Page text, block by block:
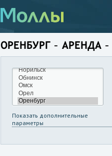
ОРЕНБУРГ – АРЕНДА
Показать дополнительные
параметры